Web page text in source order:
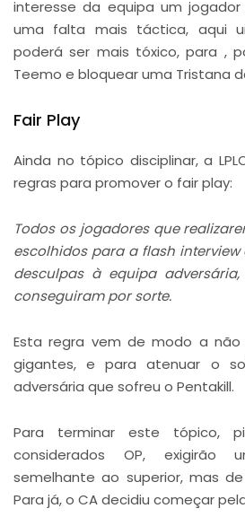
interesse da equipa um
uma falta mais táctica, aqui
poderá ser mais tóxico, para ,
Teemo e bloquear uma Tristana
Fair Play
Ainda no tópico disciplinar, a
regras para promover o fair play:
Todos os jogadores que
escolhidos para a flash
desculpas à equipa
conseguiram por sorte.
Esta regra vem de modo a não
gigantes, e para atenuar o
adversária que sofreu o Pentakill.
Para terminar este tópico,
considerados OP, exigirão
semelhante ao superior, mas
Para já, o CA decidiu começar